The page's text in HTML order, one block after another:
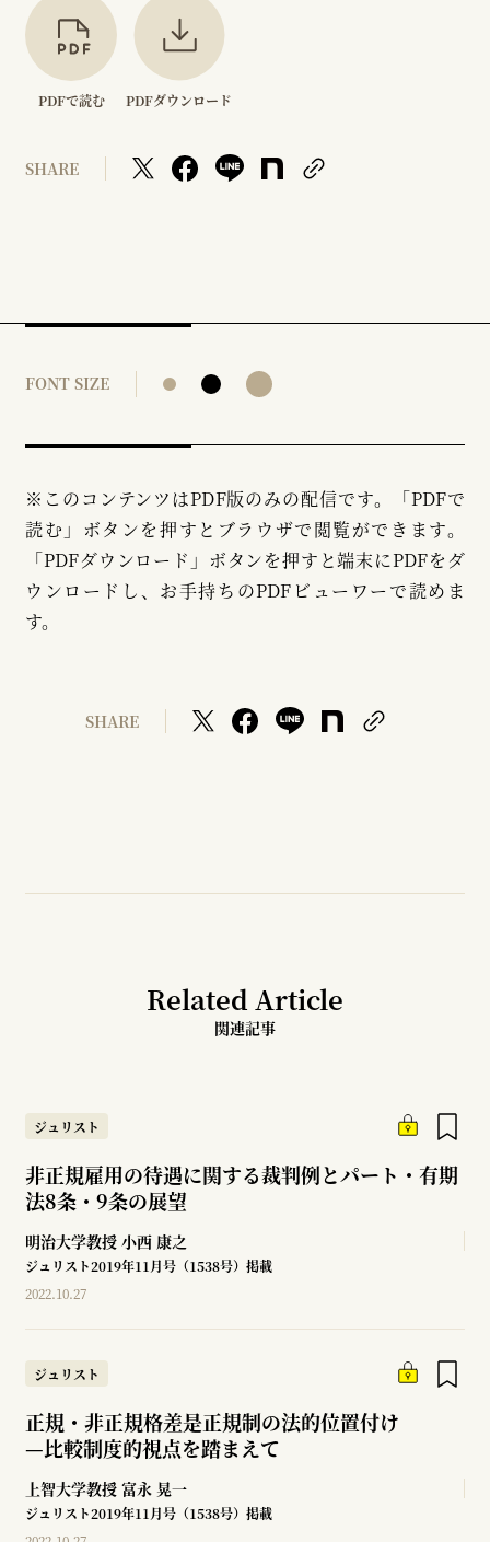
PDFで読む PDFダウンロード
SHARE
FONT SIZE
※このコンテンツはPDF版のみの配信です。「PDFで
読む」ボタンを押すとブラウザで閲覧ができます。
「PDFダウンロード」ボタンを押すと端末にPDFをダ
ウンロードし、お手持ちのPDFビューワーで読めま
す。
SHARE
Related Article
関連記事
ジュリスト
非正規雇用の待遇に関する裁判例とパート・有期
法8条・9条の展望
明治大学教授 小西 康之
ジュリスト2019年11月号（1538号）掲載
2022.10.27
ジュリスト
正規・非正規格差是正規制の法的位置付け
—比較制度的視点を踏まえて
上智大学教授 富永 晃一
ジュリスト2019年11月号（1538号）掲載